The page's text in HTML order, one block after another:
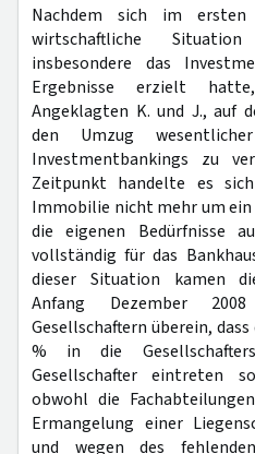
Nachdem sich im
wirtschaftliche
insbesondere das
Ergebnisse erzielt
Angeklagten K. und J., auf
den Umzug
Investmentbankings zu
Zeitpunkt handelte es
Immobilie nicht mehr um
die eigenen Bedürfnisse
vollständig für das
dieser Situation kamen
Anfang Dezember
Gesellschaftern überein, dass
% in die
Gesellschafter eintreten
obwohl die
Ermangelung einer
und wegen des